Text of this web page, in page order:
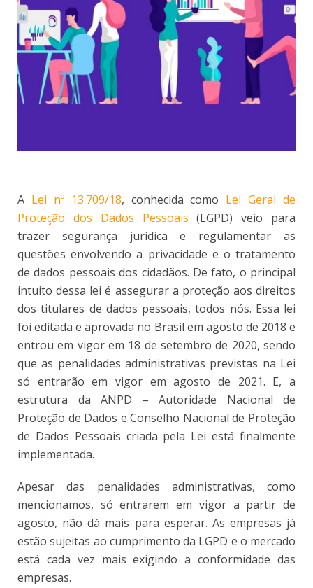
A Lei nº 13.709/18, conhecida como Lei Geral de
Proteção dos Dados Pessoais(LGPD) veio para
trazer segurança jurídica e regulamentar as
questões envolvendo a privacidade e o tratamento
de dados pessoais dos cidadãos. De fato, o principal
intuito dessa lei é assegurar a proteção aos direitos
dos titulares de dados pessoais, todos nós. Essa lei
foi editada e aprovada no Brasil em agosto de 2018 e
entrou em vigor em 18 de setembro de 2020, sendo
que as penalidades administrativas previstas na Lei
só entrarão em vigor em agosto de 2021. E, a
estrutura da ANPD – Autoridade Nacional de
Proteção de Dados e Conselho Nacional de Proteção
de Dados Pessoais criada pela Lei está finalmente
implementada.
Apesar das penalidades administrativas, como
mencionamos, só entrarem em vigor a partir de
agosto, não dá mais para esperar. As empresas já
estão sujeitas ao cumprimento da LGPD e o mercado
está cada vez mais exigindo a conformidade das
empresas.